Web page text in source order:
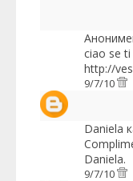
ciao se
http://
9/7/10
Daniela
Daniela.
9/7/10